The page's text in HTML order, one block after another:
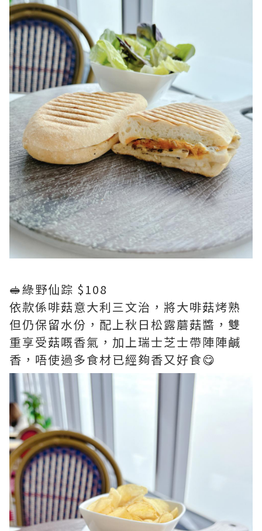
🥪綠野仙踪 $108
依款係啡菇意大利三文治，將大啡菇烤熟
但仍保留水份，配上秋日松露蘑菇醬，雙
重享受菇嘅香氣，加上瑞士芝士帶陣陣鹹
香，唔使過多食材已經夠香又好食😋